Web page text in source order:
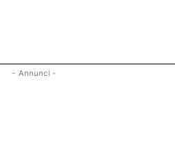
- Annunci -